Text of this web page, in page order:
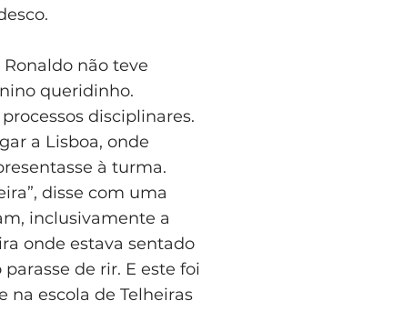
não teve
queridinho.
disciplinares.
a Lisboa, onde
à turma.
disse com uma
inclusivamente a
onde estava sentado
de rir. E este foi
na escola de Telheiras